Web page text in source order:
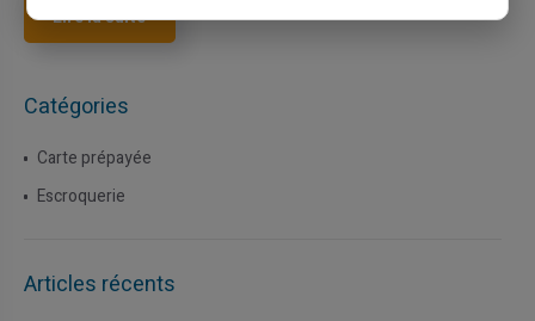
Lire la suite
Catégories
Carte prépayée
Escroquerie
Articles récents